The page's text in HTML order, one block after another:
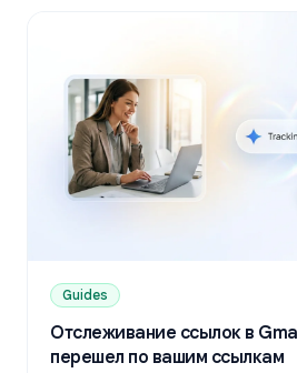
Guides
Отслеживание ссылок в
перешел по вашим ссылкам